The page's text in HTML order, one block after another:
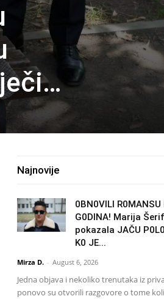
Najnovije
0BN0VlLl R0MANSU
G0DlNA! Marija
pokazala JAČU
K0 JE...
Mirza D. - August 6, 2026
Jedna objava i nekoliko trenutaka iz
ponovo su otvorili razgovore o tome